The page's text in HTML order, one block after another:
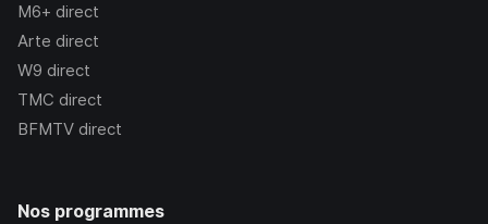
M6+ direct
Arte direct
W9 direct
TMC direct
BFMTV direct
Nos programmes